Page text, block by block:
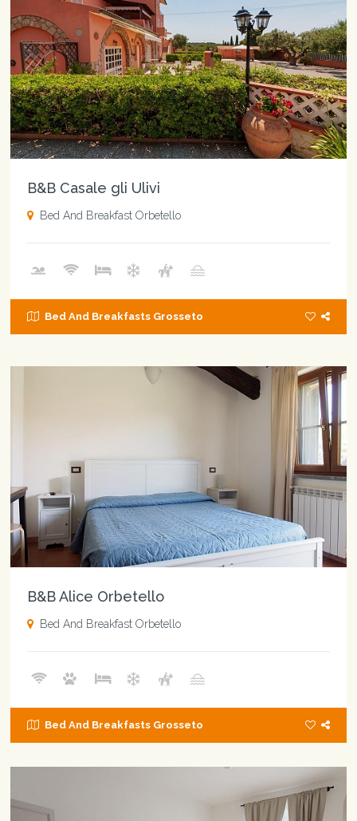
B&B Casale gli Ulivi
Bed And Breakfast Orbetello
Bed And Breakfasts Grosseto
B&B Alice Orbetello
Bed And Breakfast Orbetello
Bed And Breakfasts Grosseto